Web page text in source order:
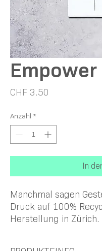
Empower
CHF 3.50
Anzahl *
In
Manchmal sagen
Druck auf 100%
Herstellung in